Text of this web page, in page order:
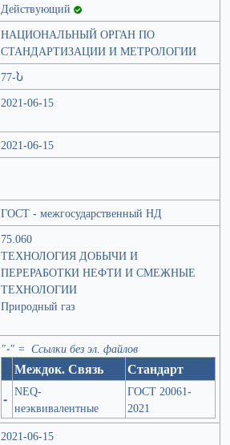
Действующий
НАЦИОНАЛЬНЫЙ ОРГАН ПО
СТАНДАРТИЗАЦИИ И МЕТРОЛОГИИ
77-Ն
2021-06-15
2021-06-15
ГОСТ - межгосударственный НД
75.060
ТЕХНОЛОГИЯ ДОБЫЧИ И
ПЕРЕРАБОТКИ НЕФТИ И СМЕЖНЫЕ
ТЕХНОЛОГИИ
Природный газ
"-" = Ссылки без эл. файлов
Междок. Связь Стандарт
-
NEQ-
неэквивалентные
ГОСТ 20061-
2021
2021-06-15